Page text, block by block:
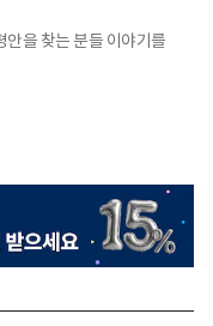
을 찾는 분들 이야기를